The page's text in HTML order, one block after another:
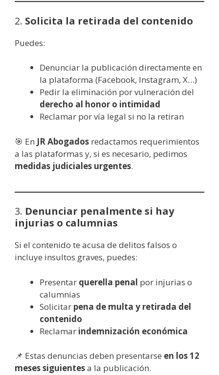
2. Solicita la retirada del contenido
Puedes:
Denunciar la publicación directamente en
la plataforma (Facebook, Instagram, X…)
Pedir la eliminación por vulneración del
derecho al honor o intimidad
Reclamar por vía legal si no la retiran
🎯 En JR Abogados redactamos requerimientos
a las plataformas y, si es necesario, pedimos
medidas judiciales urgentes.
3. Denunciar penalmente si hay
injurias o calumnias
Si el contenido te acusa de delitos falsos o
incluye insultos graves, puedes:
Presentar querella penal por injurias o
calumnias
Solicitar pena de multa y retirada del
contenido
Reclamar indemnización económica
📌 Estas denuncias deben presentarse en los 12
meses siguientesa la publicación.